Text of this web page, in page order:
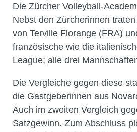
Die Zürcher Volleyball-
Nebst den Zürcherinnen
von Terville Florange (FRA)
französische wie die
League; alle drei
Die Vergleiche gegen diese
die Gastgeberinnen aus
Auch im zweiten Vergleich
Satzgewinn. Zum Abschluss